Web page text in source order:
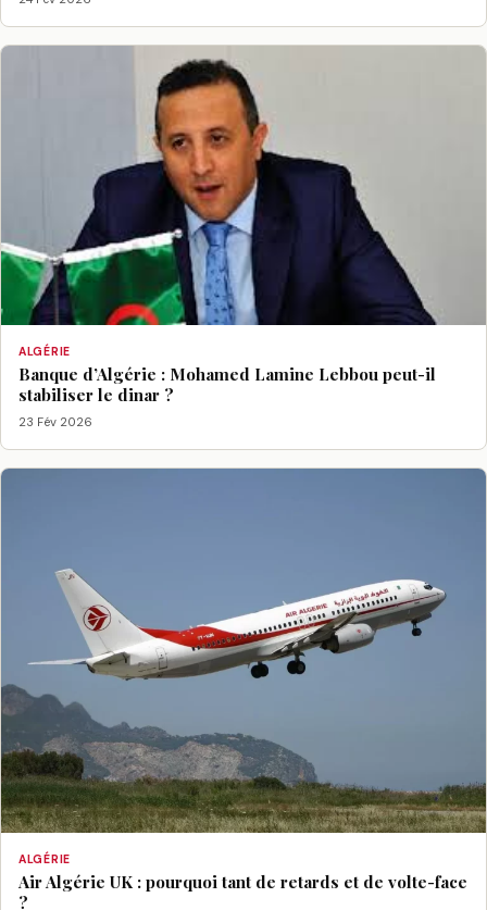
ALGÉRIE
Banque d’Algérie : Mohamed Lamine Lebbou peut-il
stabiliser le dinar ?
23 Fév 2026
ALGÉRIE
Air Algérie UK : pourquoi tant de retards et de volte-face
?